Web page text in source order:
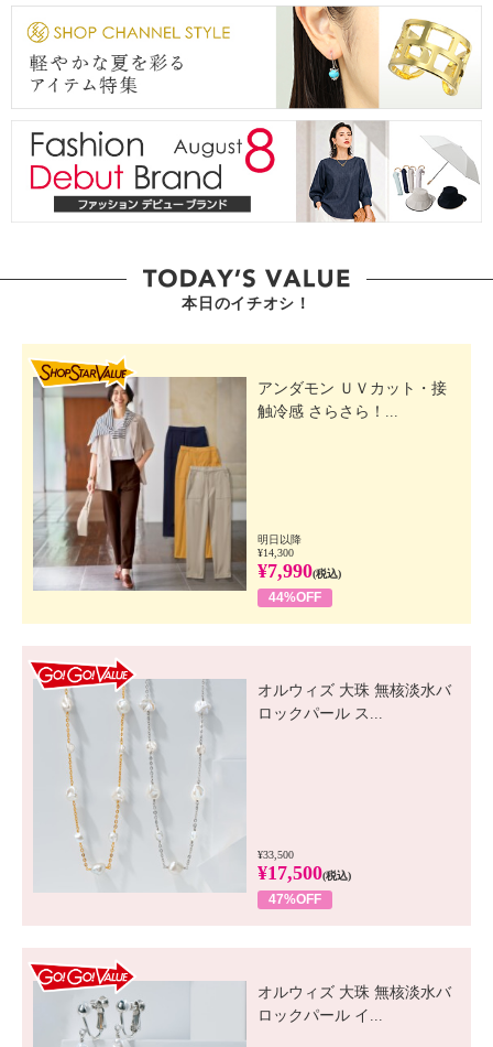
本日のイチオシ！
アンダモン ＵＶカット・接
触冷感 さらさら！...
明日以降
¥14,300
¥7,990(税込)
44%OFF
オルウィズ 大珠 無核淡水バ
ロックパール ス...
¥33,500
¥17,500(税込)
47%OFF
オルウィズ 大珠 無核淡水バ
ロックパール イ...